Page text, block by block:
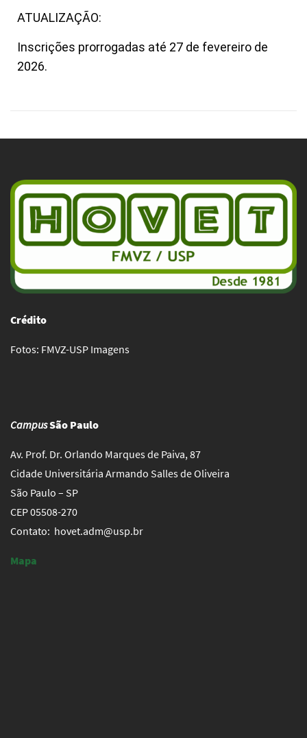
ATUALIZAÇÃO:
Inscrições prorrogadas até 27 de fevereiro de
2026.
Crédito
Fotos: FMVZ-USP Imagens
CampusSão Paulo
Av. Prof. Dr. Orlando Marques de Paiva, 87
Cidade Universitária Armando Salles de Oliveira
São Paulo – SP
CEP 05508-270
Contato: hovet.adm@usp.br
Mapa